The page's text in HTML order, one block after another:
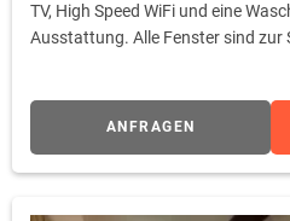
TV, High Speed WiFi und eine
Ausstattung. Alle Fenster sind zur
ANFRAGEN